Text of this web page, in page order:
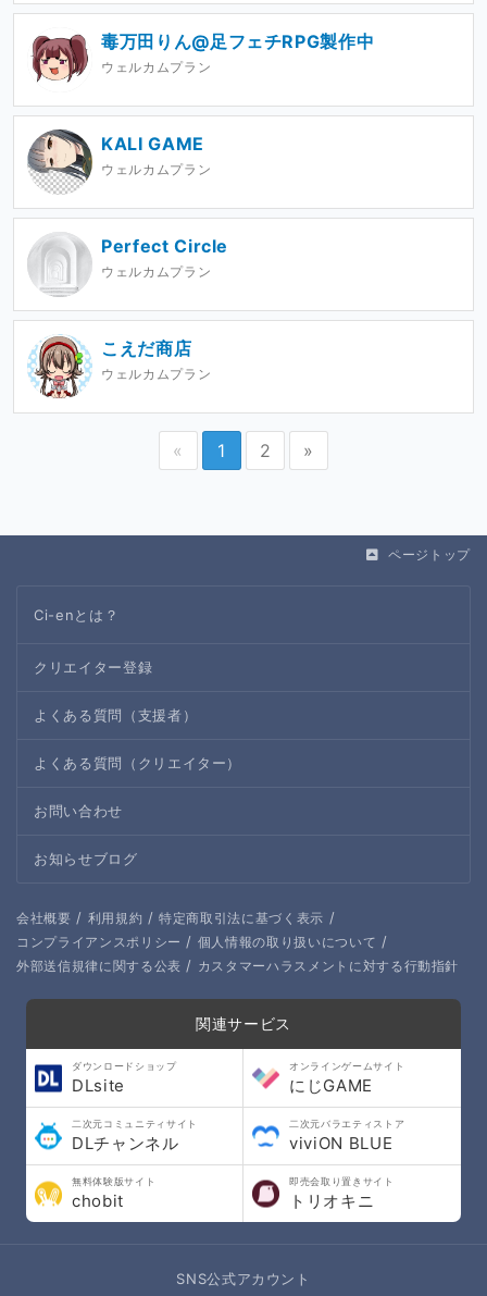
毒万田りん@足フェチRPG製作中
ウェルカムプラン
KALI GAME
ウェルカムプラン
Perfect Circle
ウェルカムプラン
こえだ商店
ウェルカムプラン
« 1 2 »
ページトップ
Ci-enとは？
クリエイター登録
よくある質問（支援者）
よくある質問（クリエイター）
お問い合わせ
お知らせブログ
会社概要 / 利用規約 / 特定商取引法に基づく表示 /
コンプライアンスポリシー / 個人情報の取り扱いについて /
外部送信規律に関する公表 / カスタマーハラスメントに対する行動指針
関連サービス
ダウンロードショップ
DLsite
オンラインゲームサイト
にじGAME
二次元コミュニティサイト
DLチャンネル
二次元バラエティストア
viviON BLUE
無料体験版サイト
chobit
即売会取り置きサイト
トリオキニ
SNS公式アカウント